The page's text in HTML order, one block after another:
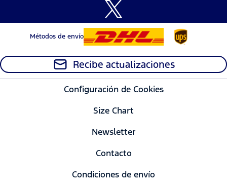
Métodos de envío
Recibe actualizaciones
Configuración de Cookies
Size Chart
Newsletter
Contacto
Condiciones de envío